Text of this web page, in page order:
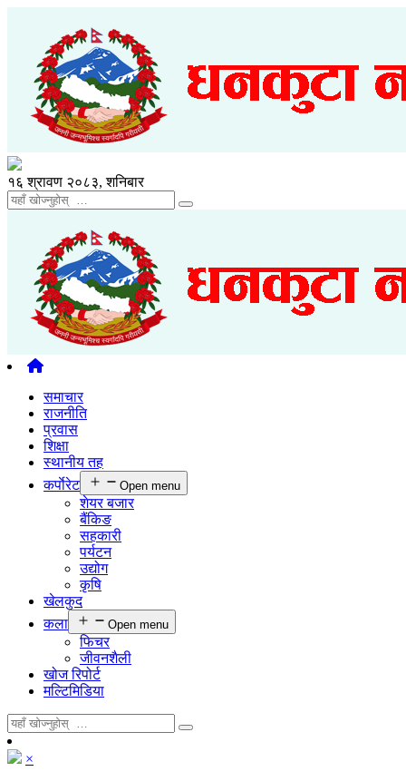
१६ श्रावण २०८३, शनिबार
समाचार
राजनीति
प्रवास
शिक्षा
स्थानीय तह
कर्पाेरेट
Open menu
शेयर बजार
बैंकिङ
सहकारी
पर्यटन
उद्योग
कृषि
खेलकुद
कला
Open menu
फिचर
जीवनशैली
खोज रिपोर्ट
मल्टिमिडिया
×